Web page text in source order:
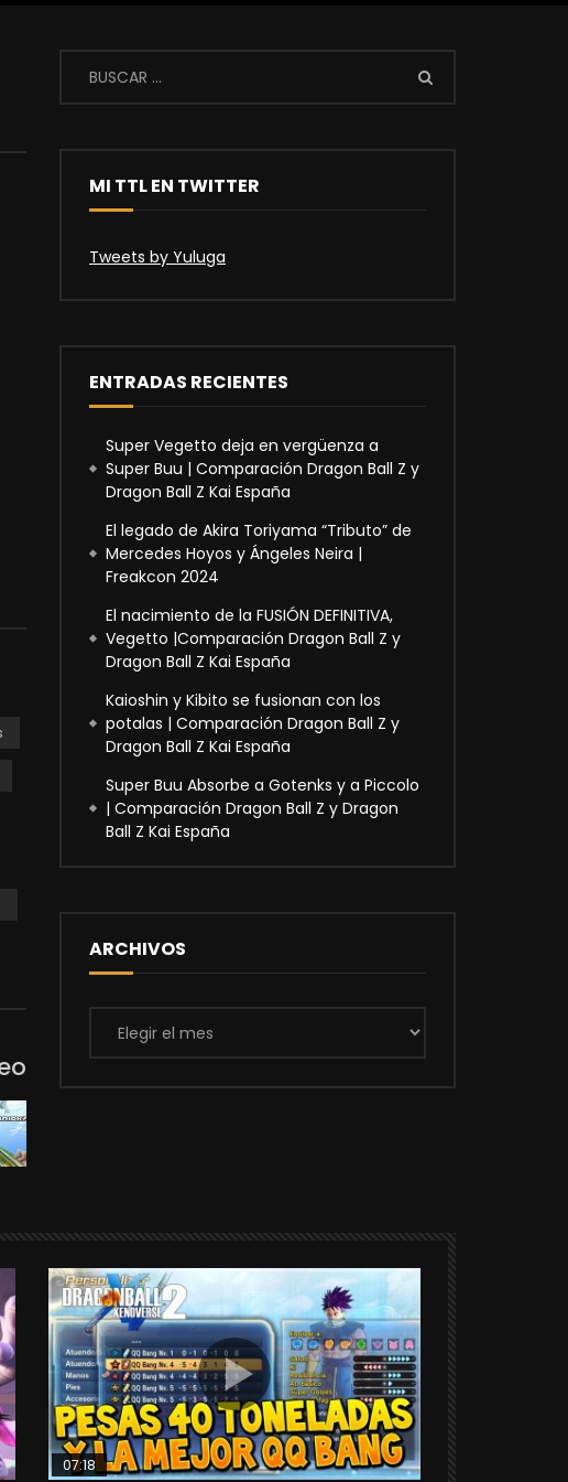
MI TTL EN TWITTER
Tweets by Yuluga
ENTRADAS RECIENTES
Super Vegetto deja en vergüenza a
Super Buu | Comparación Dragon Ball Z y
Dragon Ball Z Kai España
El legado de Akira Toriyama “Tributo” de
Mercedes Hoyos y Ángeles Neira |
Freakcon 2024
El nacimiento de la FUSIÓN DEFINITIVA,
Vegetto |Comparación Dragon Ball Z y
Dragon Ball Z Kai España
Kaioshin y Kibito se fusionan con los
potalas | Comparación Dragon Ball Z y
Dragon Ball Z Kai España
Super Buu Absorbe a Gotenks y a Piccolo
| Comparación Dragon Ball Z y Dragon
Ball Z Kai España
ARCHIVOS
Archivos
07:18